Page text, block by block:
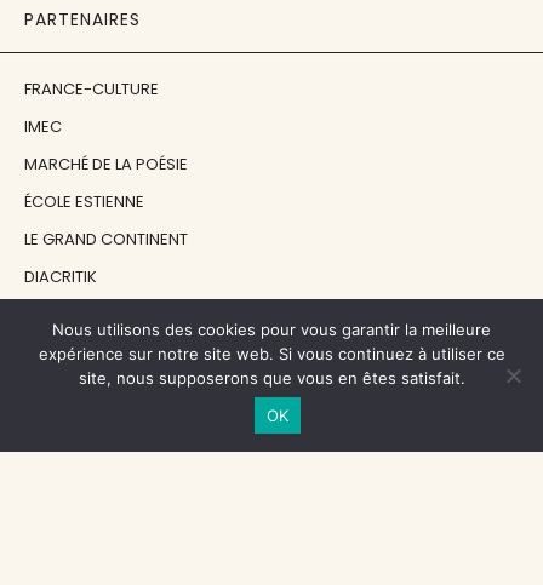
PARTENAIRES
FRANCE-CULTURE
IMEC
MARCHÉ DE LA POÉSIE
ÉCOLE ESTIENNE
LE GRAND CONTINENT
DIACRITIK
NOS SOUTIENS
CENTRE NATIONAL DU LIVRE
Nous utilisons des cookies pour vous garantir la meilleure
expérience sur notre site web. Si vous continuez à utiliser ce
site, nous supposerons que vous en êtes satisfait.
OK